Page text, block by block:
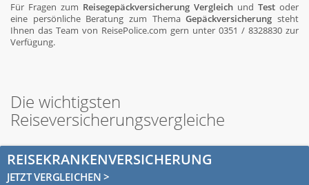
Für Fragen zum Reisegepäckversicherung Vergleich und Test oder
eine persönliche Beratung zum ThemaGepäckversicherung steht
Ihnen das Team von ReisePolice.com gern unter 0351 / 8328830 zur
Verfügung.
Die wichtigsten
Reiseversicherungsvergleiche
REISEKRANKENVERSICHERUNG
JETZT VERGLEICHEN >